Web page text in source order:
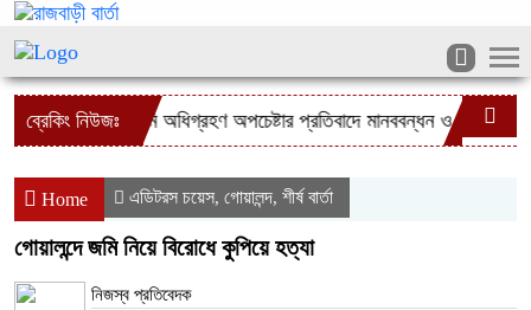
ব্রেকিং নিউজঃজমি অধিগ্রহণ অপচেষ্টার প্রতিবাদে মানববন্ধন ও বিক্ষোভ
Home এডিটরস চয়েস, গোয়ালন্দ, শীর্ষ বার্তা
গোয়ালন্দে জমি নিয়ে বিরোধে কুপিয়ে হত্যা
নিজস্ব প্রতিবেদক